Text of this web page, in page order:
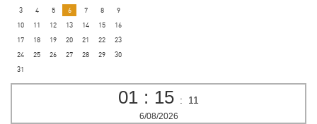
3
4 5 6 7 8
9
10
11 12 13 14 15
16
17
18 19 20 21 22
23
24
25 26 27 28 29
30
31
01 : 15 : 12
6/08/2026